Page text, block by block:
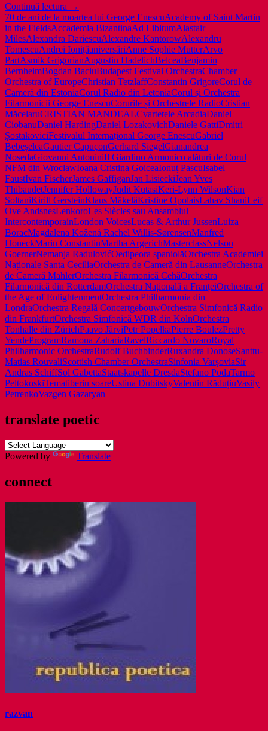
Continuă lectura Ce
promite
Festivalul
Internațional
George
Enescu
în
2025
→
70 de ani de la moartea lui George EnescuAcademy of Saint Martin
in the FieldsAccademia BizantinaAd LibitumAlastair
MilesAlexandra DariescuAlexandre KantorowAlexandru
TomescuAndrei IonițăaniversăriAnne Sophie MutterArvo
PartAsmik GrigorianAugustin HadelichBelceaBenjamin
BernheimBogdan BaciuBudapest Festival OrchestraChamber
Orchestra of EuropeChristian TetzlaffConstantin GrigoreCorul de
Cameră din EstoniaCorul Radio din LetoniaCorul și Orchestra
Filarmonicii George EnescuCorurile și Orchestrele RadioCristian
MăcelaruCRISTIAN MANDEALCvartetele ArcadiaDaniel
CiobanuDaniel HardingDaniel LozakovichDaniele GattiDmitri
ȘostakoviciFestivalul Internațional George EnescuGabriel
BebeșeleaGautier CapuçonGerhard SiegelGianandrea
NosedaGiovanni AntoniniIl Giardino Armonico alături de Corul
NFM din WroclawIoana Cristina GoiceaIonuț PascuIsabel
FaustIvan FischerJames GaffiganJan LisieckiJean Yves
ThibaudetJennifer HollowayJudit KutasiKeri-Lynn WilsonKian
SoltaniKirill GersteinKlaus MäkeläKristine OpolaisLahav ShaniLeif
Ove AndsnesLenkoroLes Siècles sau Ansamblul
IntercontemporainLondon VoicesLucas & Arthur JussenLuiza
BoracMagdalena Kožená Rachel Willis-SørensenManfred
HoneckMarin ConstantinMartha ArgerichMasterclassNelson
GoernerNemanja RadulovićOedipeora spaniolăOrchestra Academiei
Naționale Santa CeciliaOrchestra de Cameră din LausanneOrchestra
de Cameră MahlerOrchestra Filarmonică CehăOrchestra
Filarmonică din RotterdamOrchestra Națională a FranțeiOrchestra of
the Age of EnlightenmentOrchestra Philharmonia din
LondraOrchestra Regală ConcertgebouwOrchestra Simfonică Radio
din FrankfurtOrchestra Simfonică WDR din KölnOrchestra
Tonhalle din ZürichPaavo JärviPetr PopelkaPierre BoulezPretty
YendeProgramRamona ZahariaRavelRiccardo NovaroRoyal
Philharmonic OrchestraRudolf BuchbinderRuxandra DonoseSanttu-
Matias RouvaliScottish Chamber OrchestraSinfonia VarșoviaSir
Andras SchiffSol GabettaStaatskapelle DresdaStefano PodaTarmo
PeltokoskiTematiberiu soareUstina DubitskyValentin RăduțiuVasily
PetrenkoVazgen Gazaryan
translate poetic
Powered by Translate
connect
razvan